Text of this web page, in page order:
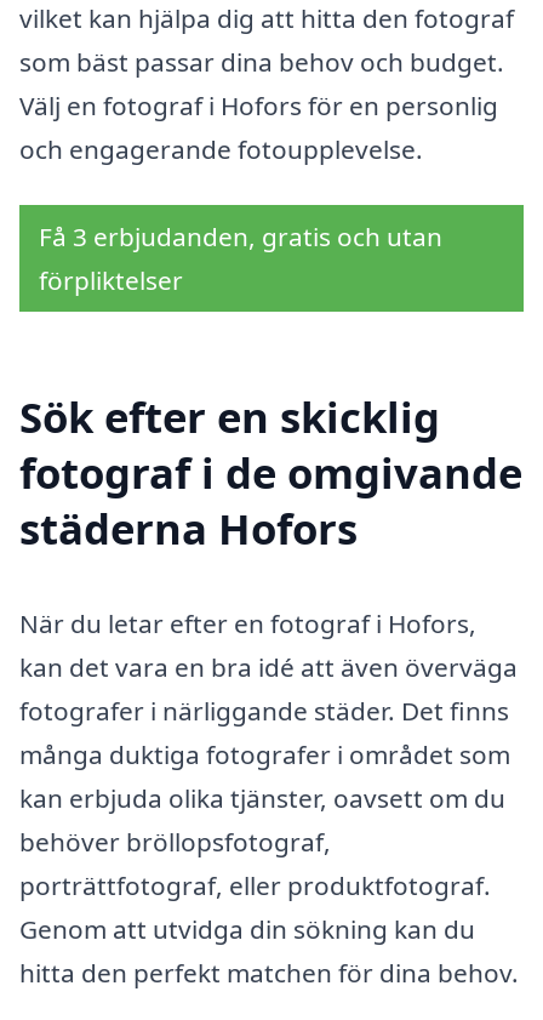
vilket kan hjälpa dig att hitta den fotograf
som bäst passar dina behov och budget.
Välj en fotograf i Hofors för en personlig
och engagerande fotoupplevelse.
Få 3 erbjudanden, gratis och utan
förpliktelser
Sök efter en skicklig
fotograf i de omgivande
städerna Hofors
När du letar efter en fotograf i Hofors,
kan det vara en bra idé att även överväga
fotografer i närliggande städer. Det finns
många duktiga fotografer i området som
kan erbjuda olika tjänster, oavsett om du
behöver bröllopsfotograf,
porträttfotograf, eller produktfotograf.
Genom att utvidga din sökning kan du
hitta den perfekt matchen för dina behov.